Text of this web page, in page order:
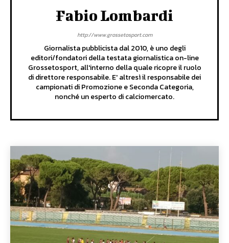
Fabio Lombardi
http://www.grossetosport.com
Giornalista pubblicista dal 2010, è uno degli
editori/fondatori della testata giornalistica on-line
Grossetosport, all'interno della quale ricopre il ruolo
di direttore responsabile. E' altresì il responsabile dei
campionati di Promozione e Seconda Categoria,
nonché un esperto di calciomercato.